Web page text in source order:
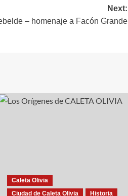
Next:
– homenaje a Facón Grande
Caleta Olivia
Ciudad de Caleta Olivia
Historia